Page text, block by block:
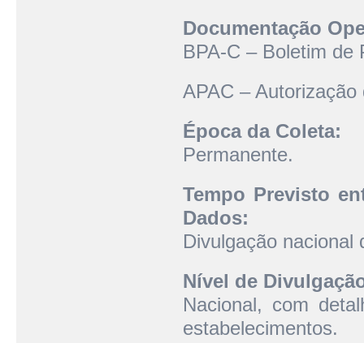
Documentação
BPA-C – Boletim de
APAC –
Época da Coleta:
Permanente.
Tempo Previsto
Dados:
Divulgação nacional
Nível de
Nacional, com
estabelecimentos.